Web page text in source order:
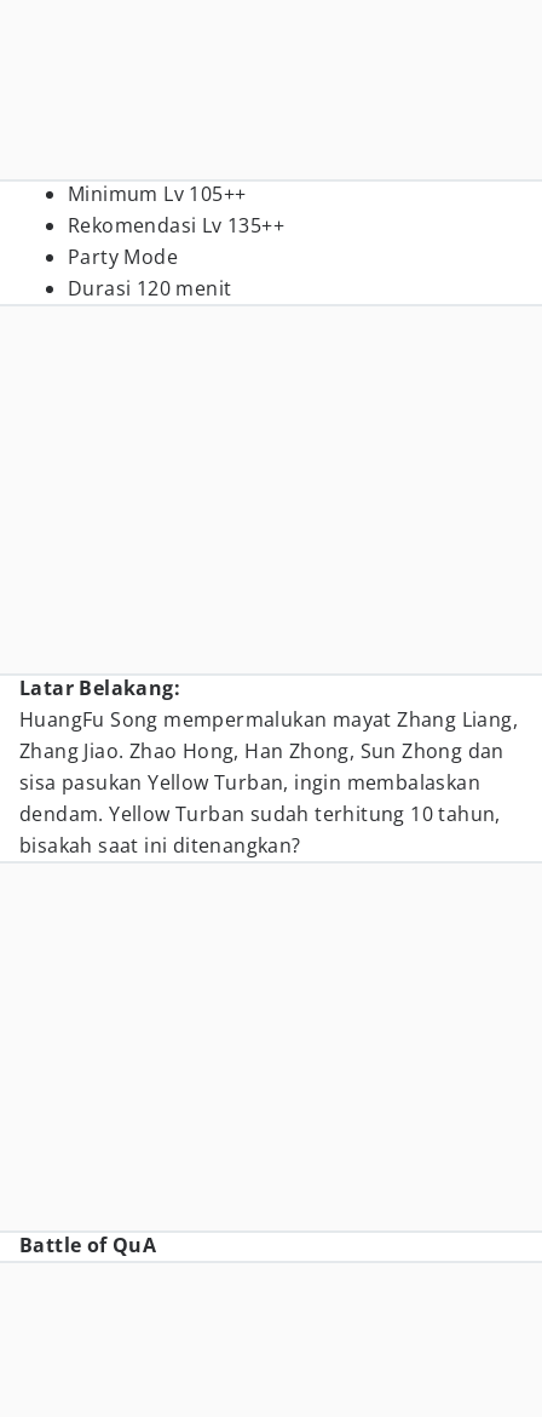
Minimum Lv 105++
Rekomendasi Lv 135++
Party Mode
Durasi 120 menit
Latar Belakang:
HuangFu Song mempermalukan mayat Zhang Liang,
Zhang Jiao. Zhao Hong, Han Zhong, Sun Zhong dan
sisa pasukan Yellow Turban, ingin membalaskan
dendam. Yellow Turban sudah terhitung 10 tahun,
bisakah saat ini ditenangkan?
Battle of QuA